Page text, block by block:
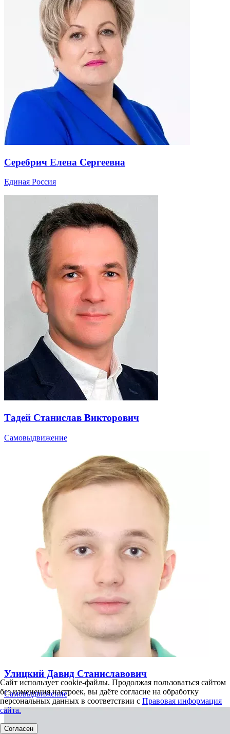
Серебрич Елена Сергеевна
Единая Россия
Тадей Станислав Викторович
Самовыдвижение
Улицкий Давид Станиславович
Самовыдвижение
Сайт использует cookie-файлы. Продолжая пользоваться сайтом
без изменения настроек, вы даёте согласие на обработку
персональных данных в соответствии с Правовая информация
сайта.
Согласен